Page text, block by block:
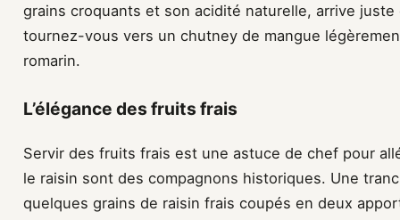
grains croquants et son acidité naturelle, arrive juste
tournez-vous vers un chutney de mangue
romarin.
L’élégance des fruits frais
Servir des fruits frais est une astuce de chef pour
le raisin sont des compagnons historiques. Une
quelques grains de raisin frais coupés en deux